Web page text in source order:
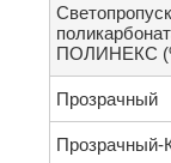
ПОЛИНЕКС
Прозрачный
Прозрачный-